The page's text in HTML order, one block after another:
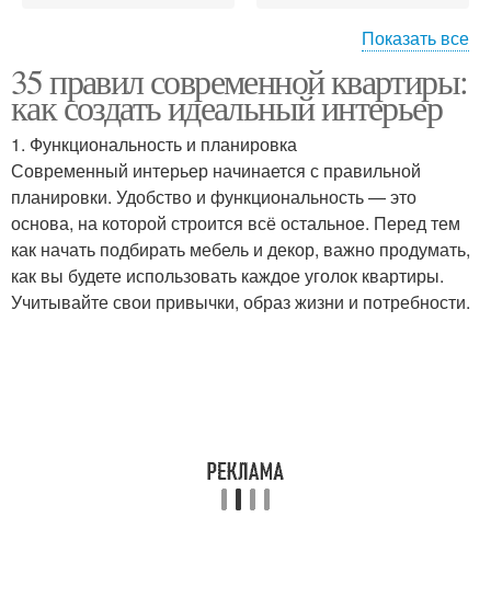
Мебели в помещении Корпусная мебель
Мебель на заказ Мебель от студии
Мебели от
Показать все
35 правил современной квартиры:
как создать идеальный интерьер
1. Функциональность и планировка
Современный интерьер начинается с правильной
планировки. Удобство и функциональность — это
основа, на которой строится всё остальное. Перед тем
как начать подбирать мебель и декор, важно продумать,
как вы будете использовать каждое уголок квартиры.
Учитывайте свои привычки, образ жизни и потребности.